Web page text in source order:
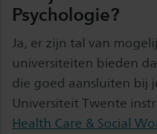
Psychologie?
Ja, er zijn tal van
universiteiten bieden
die goed aansluiten bij
Universiteit Twente
Health Care & Social